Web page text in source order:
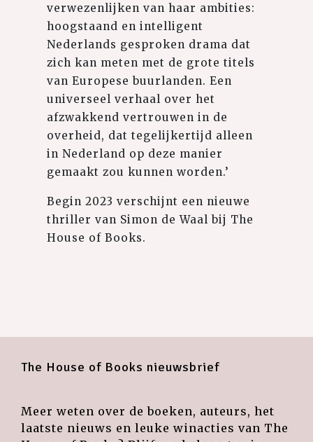
verwezenlijken van haar ambities:
hoogstaand en intelligent
Nederlands gesproken drama dat
zich kan meten met de grote titels
van Europese buurlanden. Een
universeel verhaal over het
afzwakkend vertrouwen in de
overheid, dat tegelijkertijd alleen
in Nederland op deze manier
gemaakt zou kunnen worden.’
Begin 2023 verschijnt een nieuwe
thriller van Simon de Waal bij The
House of Books.
The House of Books nieuwsbrief
Meer weten over de boeken, auteurs, het
laatste nieuws en leuke winacties van The